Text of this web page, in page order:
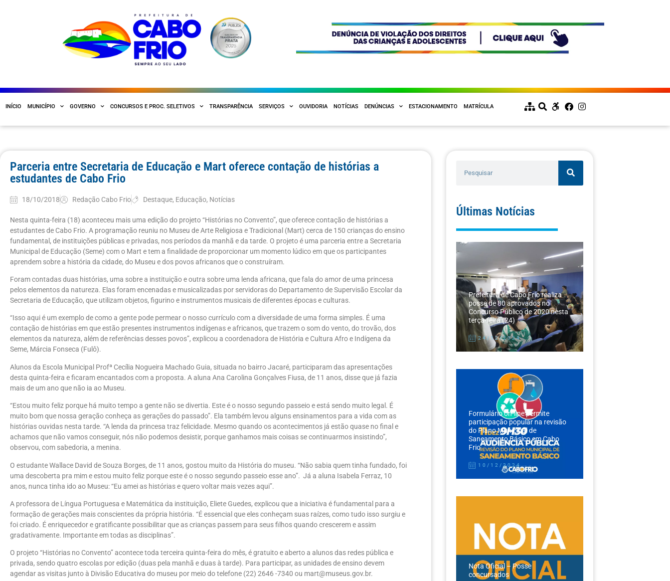
INÍCIO MUNICÍPIO GOVERNO CONCURSOS E PROC. SELETIVOS TRANSPARÊNCIA SERVIÇOS OUVIDORIA NOTÍCIAS DENÚNCIAS ESTACIONAMENTO MATRÍCULA
Parceria entre Secretaria de Educação e Mart oferece contação de histórias a
estudantes de Cabo Frio
18/10/2018 Redação Cabo Frio Destaque, Educação, Notícias
Nesta quinta-feira (18) aconteceu mais uma edição do projeto “Histórias no Convento”, que oferece contação de histórias a
estudantes de Cabo Frio. A programação reuniu no Museu de Arte Religiosa e Tradicional (Mart) cerca de 150 crianças do ensino
fundamental, de instituições públicas e privadas, nos períodos da manhã e da tarde. O projeto é uma parceria entre a Secretaria
Municipal de Educação (Seme) com o Mart e tem a finalidade de proporcionar um momento lúdico em que os participantes
aprendem sobre a história da cidade, do Museu e dos povos africanos que o construíram.
Foram contadas duas histórias, uma sobre a instituição e outra sobre uma lenda africana, que fala do amor de uma princesa
pelos elementos da natureza. Elas foram encenadas e musicalizadas por servidoras do Departamento de Supervisão Escolar da
Secretaria de Educação, que utilizam objetos, figurino e instrumentos musicais de diferentes épocas e culturas.
“Isso aqui é um exemplo de como a gente pode permear o nosso currículo com a diversidade de uma forma simples. É uma
contação de histórias em que estão presentes instrumentos indígenas e africanos, que trazem o som do vento, do trovão, dos
elementos da natureza, além de referências desses povos”, explicou a coordenadora de História e Cultura Afro e Indígena da
Seme, Márcia Fonseca (Fulô).
Alunos da Escola Municipal Profª Cecília Nogueira Machado Guia, situada no bairro Jacaré, participaram das apresentações
desta quinta-feira e ficaram encantados com a proposta. A aluna Ana Carolina Gonçalves Fiusa, de 11 anos, disse que já fazia
mais de um ano que não ia ao Museu.
“Estou muito feliz porque há muito tempo a gente não se divertia. Este é o nosso segundo passeio e está sendo muito legal. É
muito bom que nossa geração conheça as gerações do passado”. Ela também levou alguns ensinamentos para a vida com as
histórias ouvidas nesta tarde. “A lenda da princesa traz felicidade. Mesmo quando os acontecimentos já estão quase no final e
achamos que não vamos conseguir, nós não podemos desistir, porque ganhamos mais coisas se continuarmos insistindo”,
observou, com sabedoria, a menina.
O estudante Wallace David de Souza Borges, de 11 anos, gostou muito da História do museu. “Não sabia quem tinha fundado, foi
uma descoberta pra mim e estou muito feliz porque este é o nosso segundo passeio esse ano”. Já a aluna Isabela Ferraz, 10
anos, nunca tinha ido ao Museu: “Eu amei as histórias e quero voltar mais vezes aqui”.
A professora de Língua Portuguesa e Matemática da instituição, Eliete Guedes, explicou que a iniciativa é fundamental para a
formação de gerações mais conscientes da própria história. “É essencial que eles conheçam suas raízes, como tudo isso surgiu e
foi criado. É enriquecedor e gratificante possibilitar que as crianças passem para seus filhos quando crescerem e assim
gradativamente. Importante em todas as disciplinas”.
O projeto “Histórias no Convento” acontece toda terceira quinta-feira do mês, é gratuito e aberto a alunos das redes pública e
privada, sendo quatro escolas por edição (duas pela manhã e duas à tarde). Para participar, as unidades de ensino devem
agendar as visitas junto à Divisão Educativa do museu por meio do telefone (22) 2646 -7340 ou mart@museus.gov.br.
Últimas Notícias
Prefeitura de Cabo Frio realiza
posse de 80 aprovados no
Concurso Público de 2020 nesta
terça-feira (24)
24/12/2024
Formulário on-line permite
participação popular na revisão
do Plano Municipal de
Saneamento Básico em Cabo
Frio
10/12/2024
Nota Oficial – Posse
concursados